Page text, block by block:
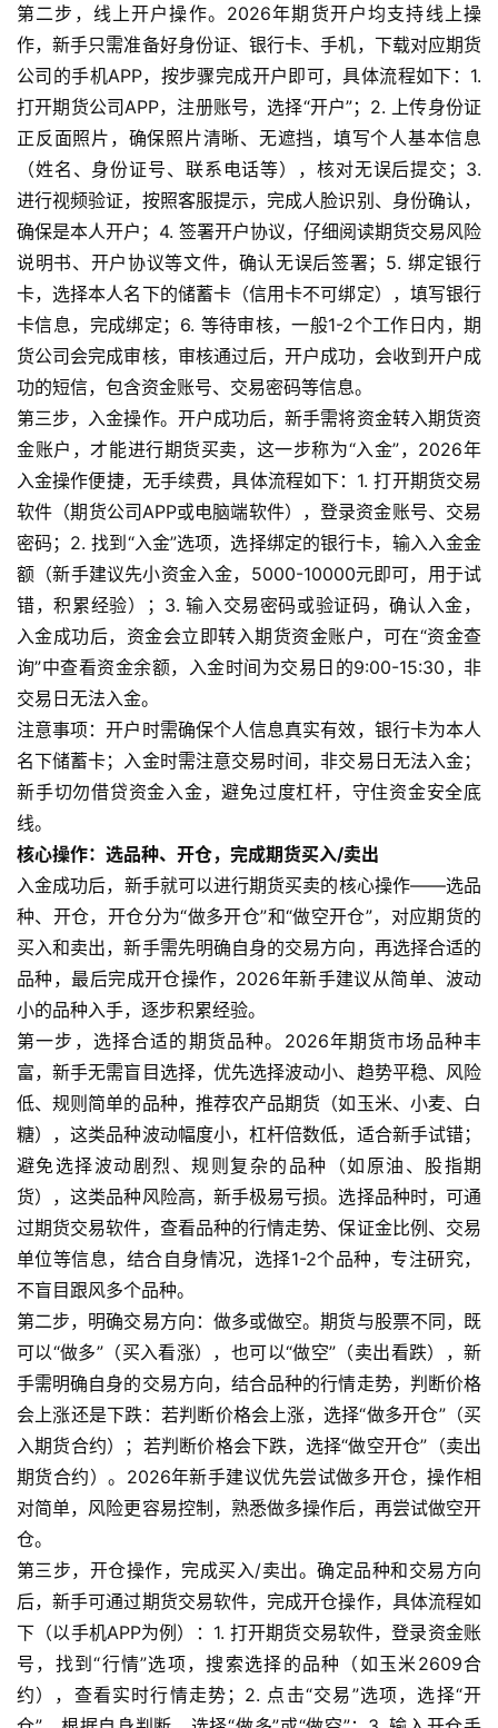
第二步，线上开户操作。2026年期货开户均支持线上操
作，新手只需准备好身份证、银行卡、手机，下载对应期货
公司的手机APP，按步骤完成开户即可，具体流程如下：1.
打开期货公司APP，注册账号，选择“开户”；2. 上传身份证
正反面照片，确保照片清晰、无遮挡，填写个人基本信息
（姓名、身份证号、联系电话等），核对无误后提交；3.
进行视频验证，按照客服提示，完成人脸识别、身份确认，
确保是本人开户；4. 签署开户协议，仔细阅读期货交易风险
说明书、开户协议等文件，确认无误后签署；5. 绑定银行
卡，选择本人名下的储蓄卡（信用卡不可绑定），填写银行
卡信息，完成绑定；6. 等待审核，一般1-2个工作日内，期
货公司会完成审核，审核通过后，开户成功，会收到开户成
功的短信，包含资金账号、交易密码等信息。
第三步，入金操作。开户成功后，新手需将资金转入期货资
金账户，才能进行期货买卖，这一步称为“入金”，2026年
入金操作便捷，无手续费，具体流程如下：1. 打开期货交易
软件（期货公司APP或电脑端软件），登录资金账号、交易
密码；2. 找到“入金”选项，选择绑定的银行卡，输入入金金
额（新手建议先小资金入金，5000-10000元即可，用于试
错，积累经验）；3. 输入交易密码或验证码，确认入金，
入金成功后，资金会立即转入期货资金账户，可在“资金查
询”中查看资金余额，入金时间为交易日的9:00-15:30，非
交易日无法入金。
注意事项：开户时需确保个人信息真实有效，银行卡为本人
名下储蓄卡；入金时需注意交易时间，非交易日无法入金；
新手切勿借贷资金入金，避免过度杠杆，守住资金安全底
线。
核心操作：选品种、开仓，完成期货买入/卖出
入金成功后，新手就可以进行期货买卖的核心操作——选品
种、开仓，开仓分为“做多开仓”和“做空开仓”，对应期货的
买入和卖出，新手需先明确自身的交易方向，再选择合适的
品种，最后完成开仓操作，2026年新手建议从简单、波动
小的品种入手，逐步积累经验。
第一步，选择合适的期货品种。2026年期货市场品种丰
富，新手无需盲目选择，优先选择波动小、趋势平稳、风险
低、规则简单的品种，推荐农产品期货（如玉米、小麦、白
糖），这类品种波动幅度小，杠杆倍数低，适合新手试错；
避免选择波动剧烈、规则复杂的品种（如原油、股指期
货），这类品种风险高，新手极易亏损。选择品种时，可通
过期货交易软件，查看品种的行情走势、保证金比例、交易
单位等信息，结合自身情况，选择1-2个品种，专注研究，
不盲目跟风多个品种。
第二步，明确交易方向：做多或做空。期货与股票不同，既
可以“做多”（买入看涨），也可以“做空”（卖出看跌），新
手需明确自身的交易方向，结合品种的行情走势，判断价格
会上涨还是下跌：若判断价格会上涨，选择“做多开仓”（买
入期货合约）；若判断价格会下跌，选择“做空开仓”（卖出
期货合约）。2026年新手建议优先尝试做多开仓，操作相
对简单，风险更容易控制，熟悉做多操作后，再尝试做空开
仓。
第三步，开仓操作，完成买入/卖出。确定品种和交易方向
后，新手可通过期货交易软件，完成开仓操作，具体流程如
下（以手机APP为例）：1. 打开期货交易软件，登录资金账
号，找到“行情”选项，搜索选择的品种（如玉米2609合
约），查看实时行情走势；2. 点击“交易”选项，选择“开